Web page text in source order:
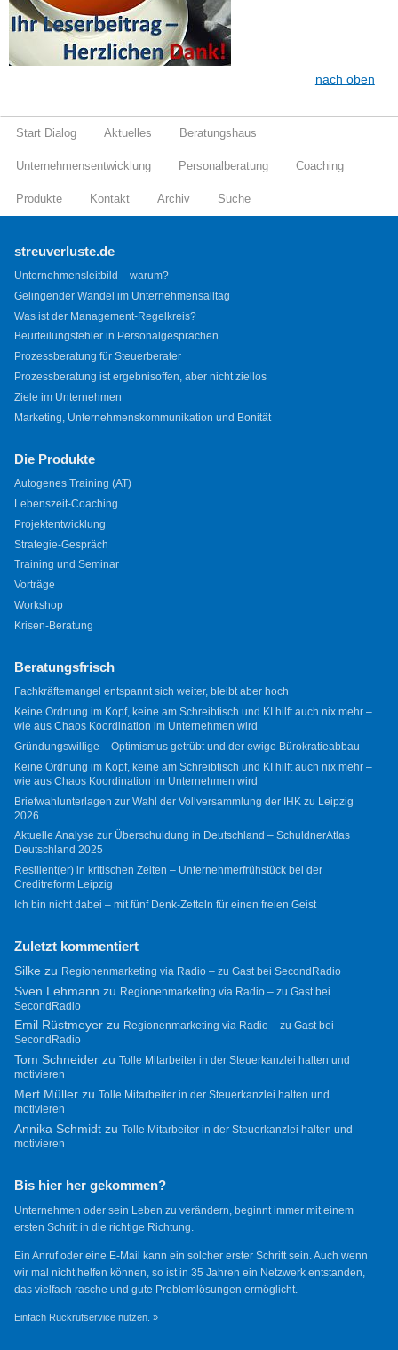
nach oben
Start Dialog Aktuelles Beratungshaus
Unternehmensentwicklung Personalberatung Coaching
Produkte Kontakt Archiv Suche
streuverluste.de
Unternehmensleitbild – warum?
Gelingender Wandel im Unternehmensalltag
Was ist der Management-Regelkreis?
Beurteilungsfehler in Personalgesprächen
Prozessberatung für Steuerberater
Prozessberatung ist ergebnisoffen, aber nicht ziellos
Ziele im Unternehmen
Marketing, Unternehmenskommunikation und Bonität
Die Produkte
Autogenes Training (AT)
Lebenszeit-Coaching
Projektentwicklung
Strategie-Gespräch
Training und Seminar
Vorträge
Workshop
Krisen-Beratung
Beratungsfrisch
Fachkräftemangel entspannt sich weiter, bleibt aber hoch
Keine Ordnung im Kopf, keine am Schreibtisch und KI hilft auch nix mehr –
wie aus Chaos Koordination im Unternehmen wird
Gründungswillige – Optimismus getrübt und der ewige Bürokratieabbau
Keine Ordnung im Kopf, keine am Schreibtisch und KI hilft auch nix mehr –
wie aus Chaos Koordination im Unternehmen wird
Briefwahlunterlagen zur Wahl der Vollversammlung der IHK zu Leipzig
2026
Aktuelle Analyse zur Überschuldung in Deutschland – SchuldnerAtlas
Deutschland 2025
Resilient(er) in kritischen Zeiten – Unternehmerfrühstück bei der
Creditreform Leipzig
Ich bin nicht dabei – mit fünf Denk-Zetteln für einen freien Geist
Zuletzt kommentiert
Silkezu Regionenmarketing via Radio – zu Gast bei SecondRadio
Sven Lehmann zu Regionenmarketing via Radio – zu Gast bei
SecondRadio
Emil Rüstmeyerzu Regionenmarketing via Radio – zu Gast bei
SecondRadio
Tom Schneiderzu Tolle Mitarbeiter in der Steuerkanzlei halten und
motivieren
Mert Müllerzu Tolle Mitarbeiter in der Steuerkanzlei halten und
motivieren
Annika Schmidtzu Tolle Mitarbeiter in der Steuerkanzlei halten und
motivieren
Bis hier her gekommen?
Unternehmen oder sein Leben zu verändern, beginnt immer mit einem
ersten Schritt in die richtige Richtung.
Ein Anruf oder eine E-Mail kann ein solcher erster Schritt sein. Auch wenn
wir mal nicht helfen können, so ist in 35 Jahren ein Netzwerk entstanden,
das vielfach rasche und gute Problemlösungen ermöglicht.
Einfach Rückrufservice nutzen. »